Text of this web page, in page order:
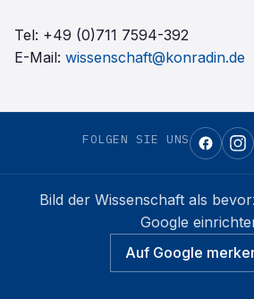
Tel: +49 (0)711 7594-392
E-Mail: wissenschaft@konradin.de
FOLGEN SIE UNS
Bild der Wissenschaft als
Google
Auf Google